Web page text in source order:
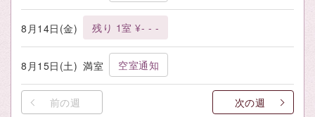
8月14日(金) 残り 1室 ¥- - -
8月15日(土) 満室 空室通知
前の週 次の週